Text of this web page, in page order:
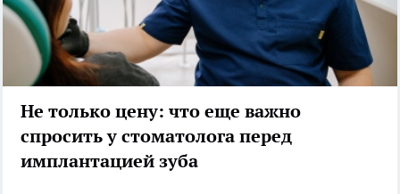
Не только цену: что еще важно
спросить у стоматолога перед
имплантацией зуба